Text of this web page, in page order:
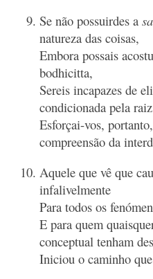
Se não possuirdes a
natureza das coisas,
Embora possais
bodhicitta,
Sereis incapazes de
condicionada pela
Esforçai-vos,
compreensão da
Aquele que vê que
infalivelmente
Para todos os
E para quem
conceptual tenham
Iniciou o caminho